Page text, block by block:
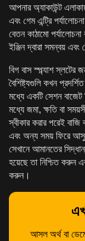
আপনার অ্যাকাউন্ট
এবং গেম এন্ট্রি
বেতন কাঠামো
ইঞ্জিন দ্বারা সমন্বয় এবং
বিগ বাস স্প্ল্যাশ স্লটের
বৈশিষ্ট্যগুলি কখন
মধ্যে একটি সেশন
মধ্যে জমা, ক্ষতি বা
স্বীকার করার পরেই
এবং অন্য সময় ফিরে
সেখানে আমানতের
হয়েছে তা নিশ্চিত করুন
করুন।
আসল অর্থ বা